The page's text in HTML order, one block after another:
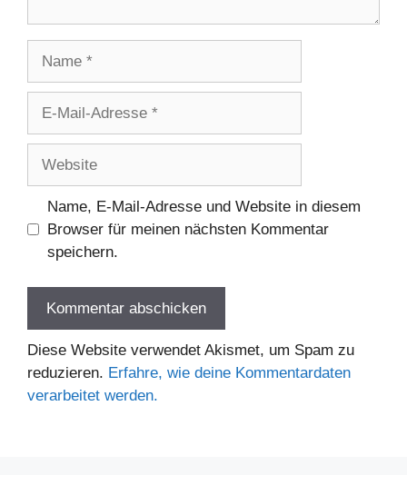
Adresse
Name, E-Mail-Adresse und Website in diesem
Browser für meinen nächsten Kommentar
speichern.
Diese Website verwendet Akismet, um Spam zu
reduzieren. Erfahre, wie deine Kommentardaten
verarbeitet werden.